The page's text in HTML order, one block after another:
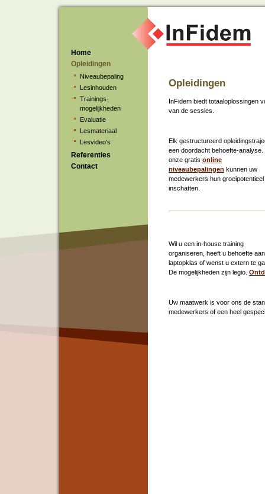
Home
Opleidingen
Niveaubepaling
Lesinhouden
Trainings-
mogelijkheden
Evaluatie
Lesmateriaal
Lesvideo's
Referenties
Contact
Opleidingen
InFidem biedt totaaloplossingen
van de sessies.
Elk gestructureerd
een doordacht behoefte-analyse.
onze gratis online
niveaubepalingen kunnen uw
medewerkers hun groeipotentieel
inschatten.
Wil u een in-house training
organiseren, heeft u behoefte
laptopklas of wenst u extern te
De mogelijkheden zijn legio.
Uw maatwerk is voor ons de
medewerkers of een heel